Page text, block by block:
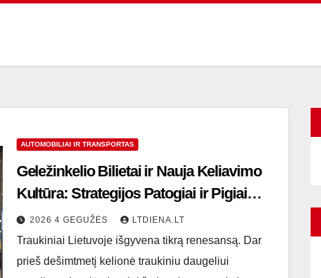
AUTOMOBILIAI IR TRANSPORTAS
Geležinkelio Bilietai ir Nauja Keliavimo
Kultūra: Strategijos Patogiai ir Pigiai
Kelionei
2026 4 GEGUŽĖS LTDIENA.LT
Traukiniai Lietuvoje išgyvena tikrą renesansą. Dar
prieš dešimtmetį kelionė traukiniu daugeliui